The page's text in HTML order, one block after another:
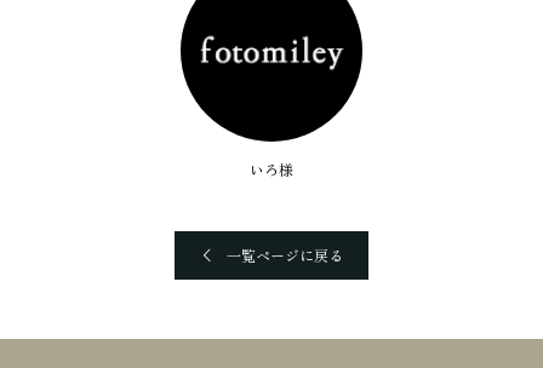
いろ様
一覧ページに戻る